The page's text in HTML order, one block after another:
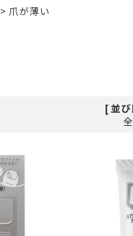
> 爪が薄い
[ 並